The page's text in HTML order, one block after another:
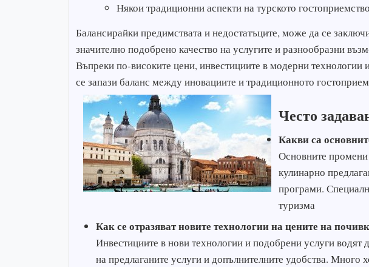
Някои традиционни аспекти на турското
Балансирайки предимствата и недостатъците, може да се
значително подобрено качество на услугите и разнообразни
Въпреки по-високите цени, инвестициите в модерни
се запази баланс между иновациите и традиционното
Често
Какви са
Основните промени
кулинарно
програми.
туризма
Как се отразяват новите технологии на цените на
Инвестициите в нови технологии и подобрени услуги водят
на предлаганите услуги и допълнителните удобства. Много